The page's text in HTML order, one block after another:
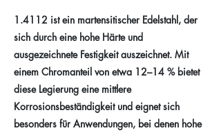
1.4112 ist ein martensitischer Edelstahl, der
sich durch eine hohe Härte und
ausgezeichnete Festigkeit auszeichnet. Mit
einem Chromanteil von etwa 12–14 % bietet
diese Legierung eine mittlere
Korrosionsbeständigkeit und eignet sich
besonders für Anwendungen, bei denen hohe